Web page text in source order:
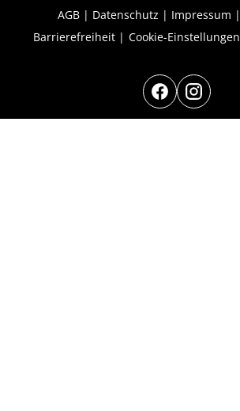
AGB Datenschutz Impressum
Barrierefreiheit
Cookie-Einstellungen